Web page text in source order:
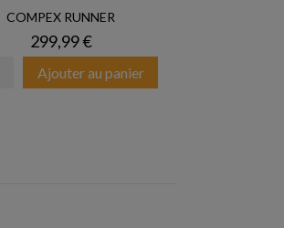
COMPEX RUNNER
Prix
299,99 €
Ajouter au panier